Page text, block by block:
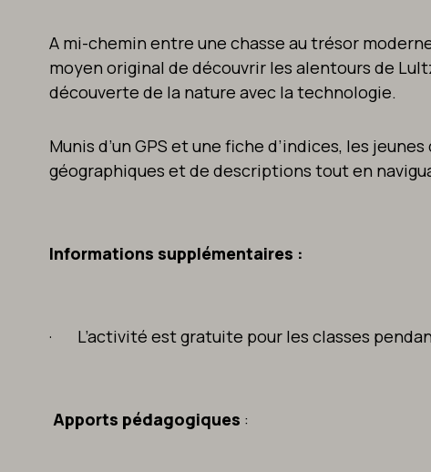
A mi-chemin entre une chasse au trésor
moyen original de découvrir les alentours de
découverte de la nature avec la technologie.
Munis d’un GPS et une fiche d’indices, les
géographiques et de descriptions tout en
Informations supplémentaires :
· L’activité est gratuite pour les classes
Apports pédagogiques :